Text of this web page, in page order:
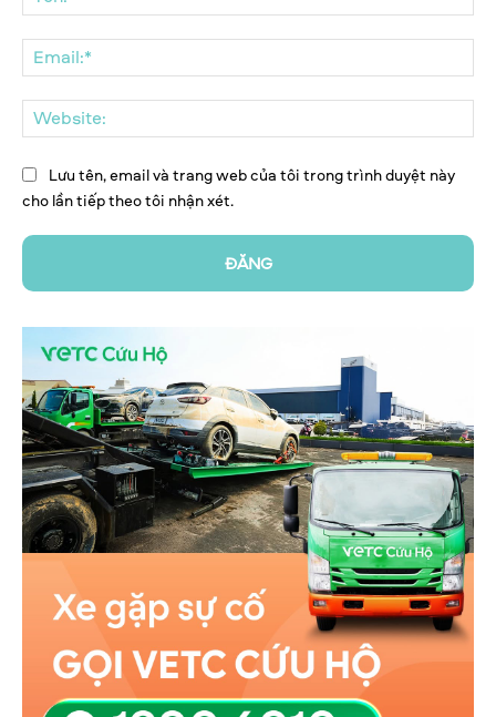
Lưu tên, email và trang web của tôi trong trình duyệt này
cho lần tiếp theo tôi nhận xét.